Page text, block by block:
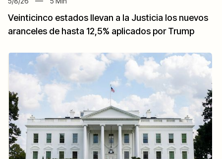
Veinticinco estados llevan a la Justicia los nuevos
aranceles de hasta 12,5% aplicados por Trump